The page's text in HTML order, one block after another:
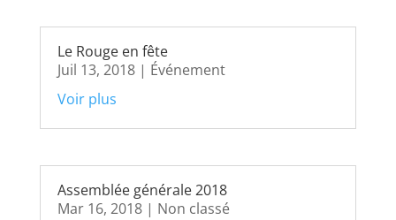
Le Rouge en fête
Juil 13, 2018| Événement
Voir plus
Assemblée générale 2018
Mar 16, 2018| Non classé